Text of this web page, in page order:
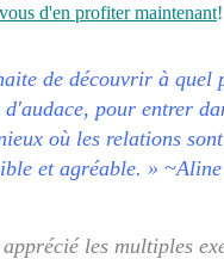
d'en profiter maintenant!
de découvrir à quel
pour entrer
où les relations
et agréable. »
les multiples